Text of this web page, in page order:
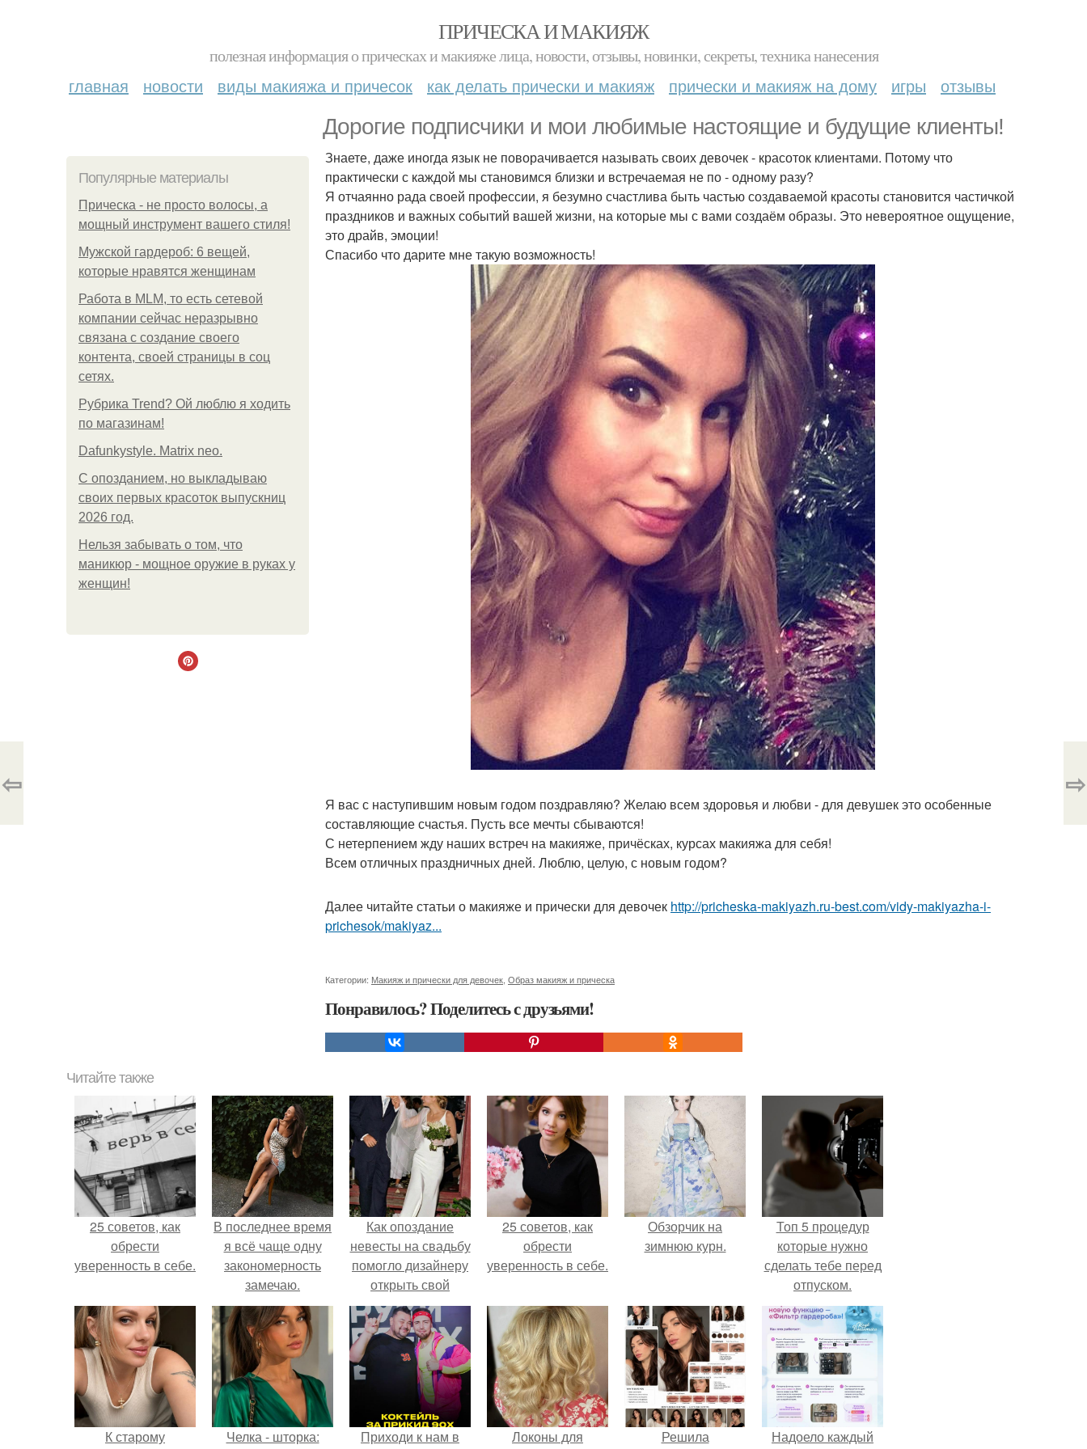
ПРИЧЕСКА И МАКИЯЖ
полезная информация о прическах и макияже лица, новости, отзывы, новинки, секреты, техника нанесения
главная новости виды макияжа и причесок как делать прически и макияж прически и макияж на дому игры отзывы
Дорогие подписчики и мои любимые настоящие и будущие клиенты!
Популярные материалы
Прическа - не просто волосы, а
мощный инструмент вашего стиля!
Мужской гардероб: 6 вещей,
которые нравятся женщинам
Работа в MLM, то есть сетевой
компании сейчас неразрывно
связана с создание своего
контента, своей страницы в соц
сетях.
Рубрика Trend? Ой люблю я ходить
по магазинам!
Dafunkystyle. Matrix neo.
С опозданием, но выкладываю
своих первых красоток выпускниц
2026 год.
Нельзя забывать о том, что
маникюр - мощное оружие в руках у
женщин!
Знаете, даже иногда язык не поворачивается называть своих девочек - красоток клиентами. Потому что
практически с каждой мы становимся близки и встречаемая не по - одному разу?
Я отчаянно рада своей профессии, я безумно счастлива быть частью создаваемой красоты становится частичкой
праздников и важных событий вашей жизни, на которые мы с вами создаём образы. Это невероятное ощущение,
это драйв, эмоции!
Спасибо что дарите мне такую возможность!
Я вас с наступившим новым годом поздравляю? Желаю всем здоровья и любви - для девушек это особенные
составляющие счастья. Пусть все мечты сбываются!
С нетерпением жду наших встреч на макияже, причёсках, курсах макияжа для себя!
Всем отличных праздничных дней. Люблю, целую, с новым годом?
Далее читайте статьи о макияже и прически для девочек http://pricheska-makiyazh.ru-best.com/vidy-makiyazha-i-
prichesok/makiyaz...
Категории: Макияж и прически для девочек Образ макияж и прическа
Понравилось? Поделитесь с друзьями!
⇦ ⇨
Читайте также
25 советов, как
обрести
уверенность в себе.
В последнее время
я всё чаще одну
закономерность
замечаю.
Как опоздание
невесты на свадьбу
помогло дизайнеру
открыть свой
бренд.
25 советов, как
обрести
уверенность в себе.
Обзорчик на
зимнюю курн.
Топ 5 процедур
которые нужно
сделать тебе перед
отпуском.
К старому
Челка - шторка:
Приходи к нам в
Локоны для
Решила
Надоело каждый